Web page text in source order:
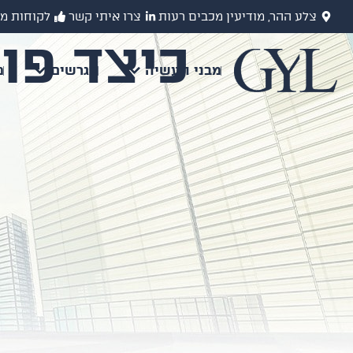
צלע ההר, מודיעין מכבים רעות צרו איתי קשר לקוחות
מבני תעשיה מגרשים
כיצד